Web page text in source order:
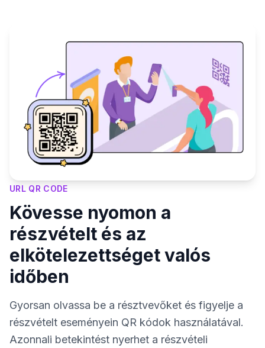
URL QR CODE
Kövesse nyomon a
részvételt és az
elkötelezettséget valós
időben
Gyorsan olvassa be a résztvevőket és figyelje a
részvételt eseményein QR kódok használatával.
Azonnali betekintést nyerhet a részvételi